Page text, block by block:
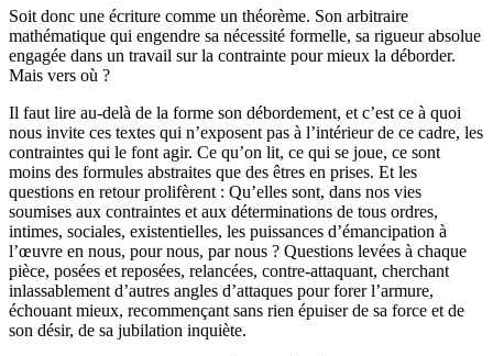
Soit donc une écriture comme un théorème. Son arbitraire
mathématique qui engendre sa nécessité formelle, sa rigueur absolue
engagée dans un travail sur la contrainte pour mieux la déborder.
Mais vers où ?
Il faut lire au-delà de la forme son débordement, et c’est ce à quoi
nous invite ces textes qui n’exposent pas à l’intérieur de ce cadre, les
contraintes qui le font agir. Ce qu’on lit, ce qui se joue, ce sont
moins des formules abstraites que des êtres en prises. Et les
questions en retour prolifèrent : Qu’elles sont, dans nos vies
soumises aux contraintes et aux déterminations de tous ordres,
intimes, sociales, existentielles, les puissances d’émancipation à
l’œuvre en nous, pour nous, par nous ? Questions levées à chaque
pièce, posées et reposées, relancées, contre-attaquant, cherchant
inlassablement d’autres angles d’attaques pour forer l’armure,
échouant mieux, recommençant sans rien épuiser de sa force et de
son désir, de sa jubilation inquiète.